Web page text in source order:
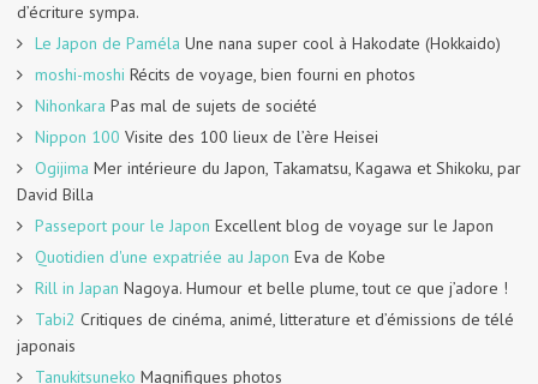
d’écriture sympa.
Le Japon de Paméla Une nana super cool à Hakodate (Hokkaido)
moshi-moshi Récits de voyage, bien fourni en photos
Nihonkara Pas mal de sujets de société
Nippon 100 Visite des 100 lieux de l’ère Heisei
Ogijima Mer intérieure du Japon, Takamatsu, Kagawa et Shikoku, par
David Billa
Passeport pour le Japon Excellent blog de voyage sur le Japon
Quotidien d'une expatriée au Japon Eva de Kobe
Rill in Japan Nagoya. Humour et belle plume, tout ce que j’adore !
Tabi2 Critiques de cinéma, animé, litterature et d’émissions de télé
japonais
Tanukitsuneko Magnifiques photos